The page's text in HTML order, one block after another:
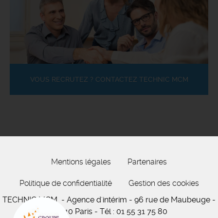
VOUS RECRUTEZ ? CONTACTEZ TECHNIC MCM
Mentions légales Partenaires
Politique de confidentialité
Gestion des cookies
TECHNIC MCM - Agence d'intérim - 96 rue de Maubeuge -
75010 Paris - Tél : 01 55 31 75 80